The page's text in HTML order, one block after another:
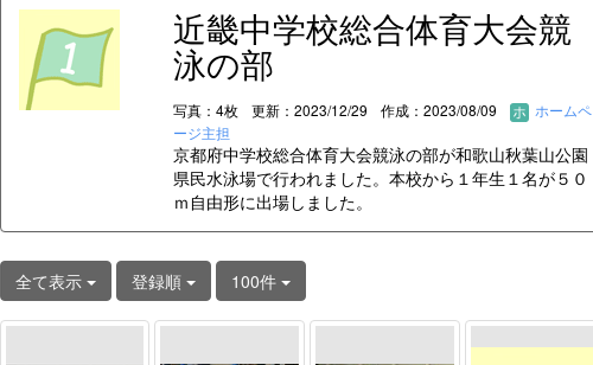
近畿中学校総合体育大会競
泳の部
写真：4枚 更新：2023/12/29 作成：2023/08/09
ホームペ
ージ主担
京都府中学校総合体育大会競泳の部が和歌山秋葉山公園
県民水泳場で行われました。本校から１年生１名が５０
ｍ自由形に出場しました。
全て表示 登録順 100件